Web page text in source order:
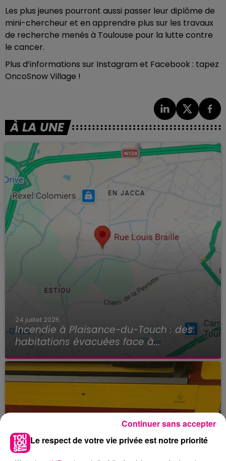
Les plus jeunes pourront aussi passer leur diplôme de
mini-chercheur et en apprendre plus sur les travaux
de recherche menés à Toulouse pour la lutte contre
le cancer.
Plus d’informations sur Instagram et Facebook : tapez
OncoSnow Village !
À LA UNE
24 juillet 2026
Incendie à Plaisance-du-Touch : des
habitations évacuées face à...
Le respect de votre vie privée est notre priorité
Continuer sans accepter